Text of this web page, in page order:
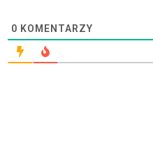
0 KOMENTARZY